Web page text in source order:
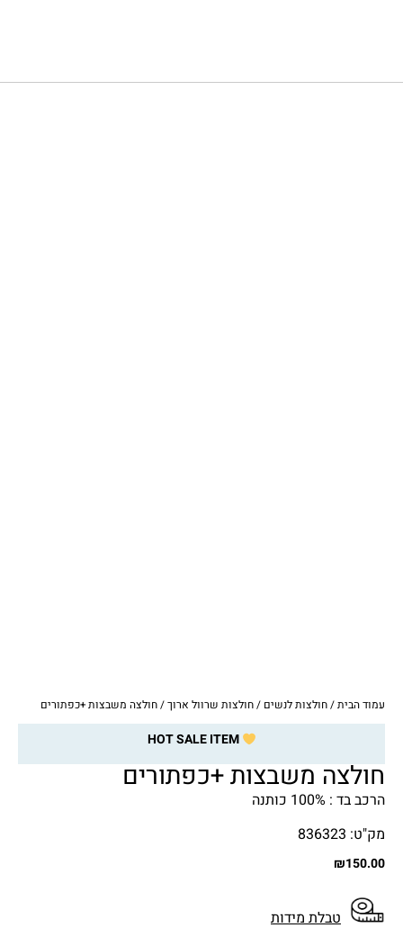
עמוד הבית/חולצות לנשים /חולצות שרוול ארוך/ חולצה משבצות +כפתורים
HOT SALE ITEM
חולצה משבצות +כפתורים
הרכב בד : 100% כותנה
מק"ט: 836323
₪150.00
טבלת מידות